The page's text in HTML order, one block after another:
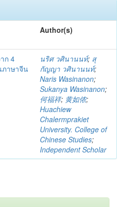
Author(s)
ก 4
ภาษาจีน
นริศ วศินานนท์; สุ
กัญญา วศินานนท์;
Naris Wasinanon;
Sukanya Wasinanon;
何福祥; 黄如侬;
Huachiew
Chalermprakiet
University. College of
Chinese Studies;
Independent Scholar